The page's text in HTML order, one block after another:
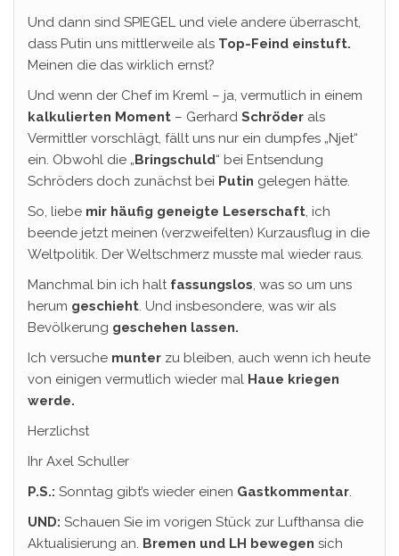
Und dann sind SPIEGEL und viele andere überrascht,
dass Putin uns mittlerweile als Top-Feind einstuft.
Meinen die das wirklich ernst?
Und wenn der Chef im Kreml – ja, vermutlich in einem
kalkulierten Moment – Gerhard Schröder als
Vermittler vorschlägt, fällt uns nur ein dumpfes „Njet“
ein. Obwohl die „Bringschuld“ bei Entsendung
Schröders doch zunächst bei Putin gelegen hätte.
So, liebe mir häufig geneigte Leserschaft, ich
beende jetzt meinen (verzweifelten) Kurzausflug in die
Weltpolitik. Der Weltschmerz musste mal wieder raus.
Manchmal bin ich halt fassungslos, was so um uns
herum geschieht. Und insbesondere, was wir als
Bevölkerung geschehen lassen.
Ich versuche munter zu bleiben, auch wenn ich heute
von einigen vermutlich wieder mal Haue kriegen
werde.
Herzlichst
Ihr Axel Schuller
P.S.: Sonntag gibt’s wieder einen Gastkommentar.
UND: Schauen Sie im vorigen Stück zur Lufthansa die
Aktualisierung an. Bremen und LH bewegen sich